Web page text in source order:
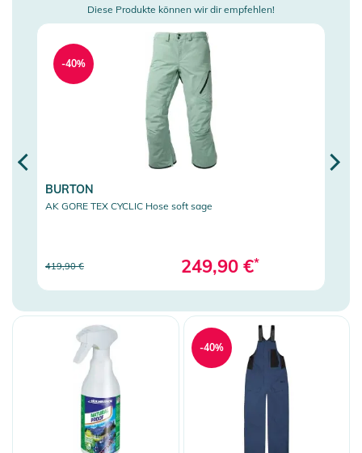
Snowwear
Skihosen
Skijacken
Fleece und 2nd-Layer
Mützen
Handschuhe
Unterwäsche
Protektoren
Lawinen Equipment
Diese Produkte können wir dir empfehlen!
BURTON
AK GORE TEX CYCLIC Hose soft sage
419,90 € 249,90 €*
-40%
-40%